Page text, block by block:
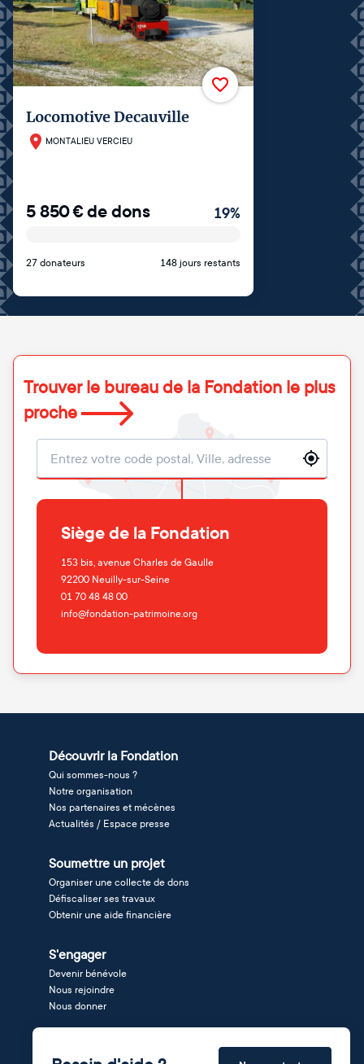
Locomotive Decauville
MONTALIEU VERCIEU
5 850€de dons 19%
27 donateurs 148 jours restants
Trouver le bureau de la Fondation le plus
proche
Localisation
Siège de la Fondation
153 bis, avenue Charles de Gaulle
92200 Neuilly-sur-Seine
01 70 48 48 00
info@fondation-patrimoine.org
Découvrir la Fondation
Qui sommes-nous ?
Notre organisation
Nos partenaires et mécènes
Actualités / Espace presse
Soumettre un projet
Organiser une collecte de dons
Défiscaliser ses travaux
Obtenir une aide financière
S'engager
Devenir bénévole
Nous rejoindre
Nous donner